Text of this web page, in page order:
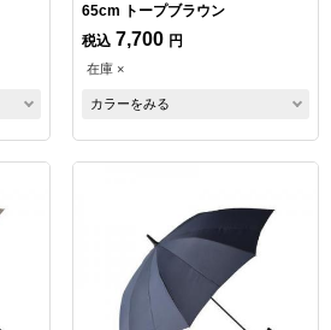
65cm トープブラウン
税込 7,700 円
在庫 ×
カラーをみる